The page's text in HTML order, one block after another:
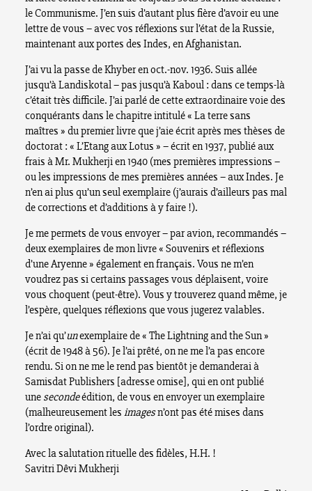
le Communisme. J’en suis d’autant plus fière d’avoir eu une
lettre de vous – avec vos réflexions sur l’état de la Russie,
maintenant aux portes des Indes, en Afghanistan.
J’ai vu la passe de Khyber en oct.-nov. 1936. Suis allée
jusqu’à Landiskotal – pas jusqu’à Kaboul : dans ce temps-là
c’était très difficile. J’ai parlé de cette extraordinaire voie des
conquérants dans le chapitre intitulé « La terre sans
maîtres » du premier livre que j’aie écrit après mes thèses de
doctorat : « L’Etang aux Lotus » – écrit en 1937, publié aux
frais à Mr. Mukherji en 1940 (mes premières impressions –
ou les impressions de mes premières années – aux Indes. Je
n’en ai plus qu’un seul exemplaire (j’aurais d’ailleurs pas mal
de corrections et d’additions à y faire !).
Je me permets de vous envoyer – par avion, recommandés –
deux exemplaires de mon livre « Souvenirs et réflexions
d’une Aryenne » également en français. Vous ne m’en
voudrez pas si certains passages vous déplaisent, voire
vous choquent (peut-être). Vous y trouverez quand même, je
l’espère, quelques réflexions que vous jugerez valables.
Je n’ai qu’unexemplaire de « The Lightning and the Sun »
(écrit de 1948 à 56). Je l’ai prêté, on ne me l’a pas encore
rendu. Si on ne me le rend pas bientôt je demanderai à
Samisdat Publishers [adresse omise], qui en ont publié
une secondeédition, de vous en envoyer un exemplaire
(malheureusement les imagesn’ont pas été mises dans
l’ordre original).
Avec la salutation rituelle des fidèles, H.H. !
Savitri Dêvi Mukherji